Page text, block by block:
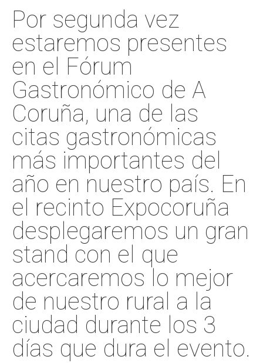
Por segunda vez
estaremos presentes
en el Fórum
Gastronómico de A
Coruña, una de las
citas gastronómicas
más importantes del
año en nuestro país. En
el recinto Expocoruña
desplegaremos un gran
stand con el que
acercaremos lo mejor
de nuestro rural a la
ciudad durante los 3
días que dura el evento.